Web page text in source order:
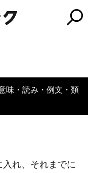
味・読み・例文・類
入れ、それまでに